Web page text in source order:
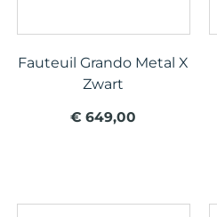
Fauteuil Grando Metal X
Zwart
€ 649,00